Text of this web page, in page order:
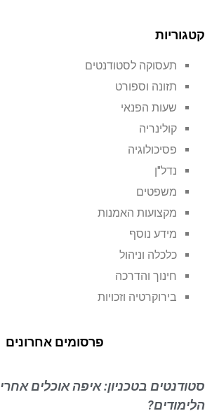
קטגוריות
תעסוקה לסטודנטים
תזונה וספורט
שעות הפנאי
קולינריה
פסיכולוגיה
נדל"ן
משפטים
מקצועות האמנות
מידע נוסף
כלכלה וניהול
חינוך והדרכה
בירוקרטיה וזכויות
פרסומים אחרונים
סטודנטים בטכניון: איפה אוכלים אחרי
הלימודים?